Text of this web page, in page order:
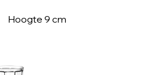
Hoogte 9 cm